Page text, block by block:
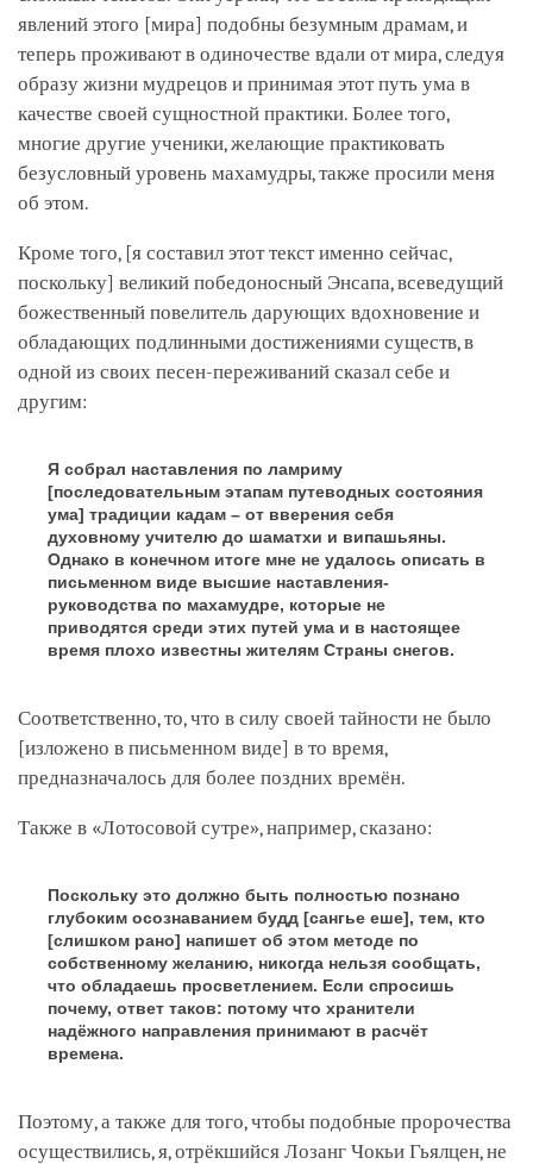
явлений этого [мира] подобны безумным драмам, и
теперь проживают в одиночестве вдали от мира, следуя
образу жизни мудрецов и принимая этот путь ума в
качестве своей сущностной практики. Более того,
многие другие ученики, желающие практиковать
безусловный уровень махамудры, также просили меня
об этом.
Кроме того, [я составил этот текст именно сейчас,
поскольку] великий победоносный Энсапа, всеведущий
божественный повелитель дарующих вдохновение и
обладающих подлинными достижениями существ, в
одной из своих песен-переживаний сказал себе и
другим:
Я собрал наставления по ламриму
[последовательным этапам путеводных состояния
ума] традиции кадам – от вверения себя
духовному учителю до шаматхи и випашьяны.
Однако в конечном итоге мне не удалось описать в
письменном виде высшие наставления-
руководства по махамудре, которые не
приводятся среди этих путей ума и в настоящее
время плохо известны жителям Страны снегов.
Соответственно, то, что в силу своей тайности не было
[изложено в письменном виде] в то время,
предназначалось для более поздних времён.
Также в «Лотосовой сутре», например, сказано:
Поскольку это должно быть полностью познано
глубоким осознаванием будд [сангье еше], тем, кто
[слишком рано] напишет об этом методе по
собственному желанию, никогда нельзя сообщать,
что обладаешь просветлением. Если спросишь
почему, ответ таков: потому что хранители
надёжного направления принимают в расчёт
времена.
Поэтому, а также для того, чтобы подобные пророчества
осуществились, я, отрёкшийся Лозанг Чокьи Гьялцен, не